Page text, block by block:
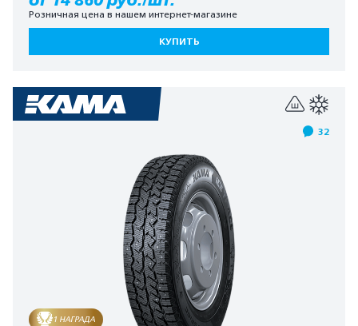
Розничная цена в нашем интернет-магазине
КУПИТЬ
32
1 НАГРАДА